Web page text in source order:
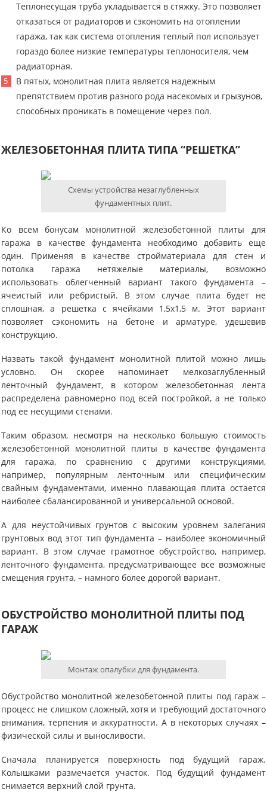
Теплонесущая труба укладывается в стяжку. Это позволяет
отказаться от радиаторов и сэкономить на отоплении
гаража, так как система отопления теплый пол использует
гораздо более низкие температуры теплоносителя, чем
радиаторная.
В пятых, монолитная плита является надежным
препятствием против разного рода насекомых и грызунов,
способных проникать в помещение через пол.
ЖЕЛЕЗОБЕТОННАЯ ПЛИТА ТИПА “РЕШЕТКА”
Схемы устройства незаглубленных
фундаментных плит.
Ко всем бонусам монолитной железобетонной плиты для
гаража в качестве фундамента необходимо добавить еще
один. Применяя в качестве стройматериала для стен и
потолка гаража нетяжелые материалы, возможно
использовать облегченный вариант такого фундамента –
ячеистый или ребристый. В этом случае плита будет не
сплошная, а решетка с ячейками 1,5х1,5 м. Этот вариант
позволяет сэкономить на бетоне и арматуре, удешевив
конструкцию.
Назвать такой фундамент монолитной плитой можно лишь
условно. Он скорее напоминает мелкозаглубленный
ленточный фундамент, в котором железобетонная лента
распределена равномерно под всей постройкой, а не только
под ее несущими стенами.
Таким образом, несмотря на несколько большую стоимость
железобетонной монолитной плиты в качестве фундамента
для гаража, по сравнению с другими конструкциями,
например, популярным ленточным или специфическим
свайным фундаментами, именно плавающая плита остается
наиболее сбалансированной и универсальной основой.
А для неустойчивых грунтов с высоким уровнем залегания
грунтовых вод этот тип фундамента – наиболее экономичный
вариант. В этом случае грамотное обустройство, например,
ленточного фундамента, предусматривающее все возможные
смещения грунта, – намного более дорогой вариант.
ОБУСТРОЙСТВО МОНОЛИТНОЙ ПЛИТЫ ПОД
ГАРАЖ
Монтаж опалубки для фундамента.
Обустройство монолитной железобетонной плиты под гараж –
процесс не слишком сложный, хотя и требующий достаточного
внимания, терпения и аккуратности. А в некоторых случаях –
физической силы и выносливости.
Сначала планируется поверхность под будущий гараж.
Колышками размечается участок. Под будущий фундамент
снимается верхний слой грунта.